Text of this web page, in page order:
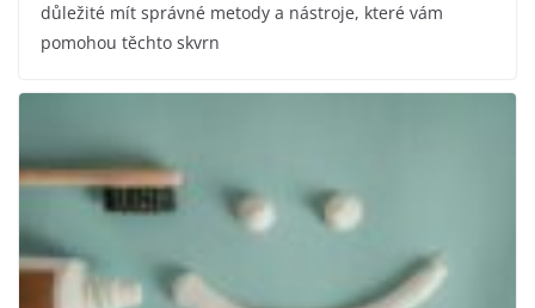
důležité mít správné metody a nástroje, které vám
pomohou těchto skvrn